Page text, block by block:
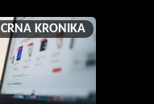
CRNA KRONIKA